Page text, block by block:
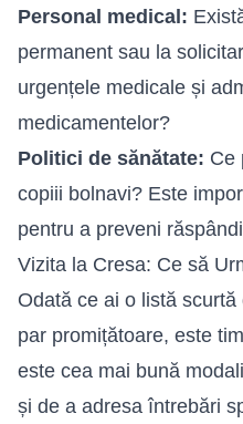
Personal medical:
permanent sau la
urgențele medicale și
medicamentelor?
Politici de sănătate: Ce
copiii bolnavi? Este
pentru a preveni
Vizita la Cresa: Ce să
Odată ce ai o listă
par promițătoare, este
este cea mai bună
și de a adresa întrebări